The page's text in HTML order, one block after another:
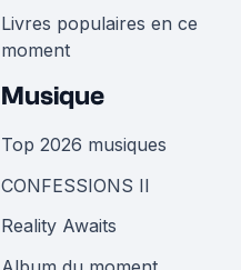
Livres populaires en ce
moment
Musique
Top 2026 musiques
CONFESSIONS II
Reality Awaits